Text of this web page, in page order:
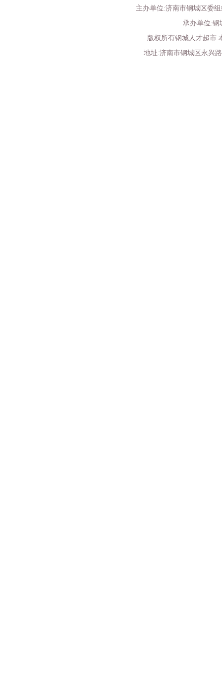
主办单位:济南市钢城区委
承办单位:钢
版权所有钢城人才超市
地址:济南市钢城区永兴